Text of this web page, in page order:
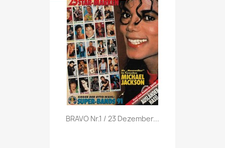
Vorschau
BRAVO Nr.1 / 23 Dezember...